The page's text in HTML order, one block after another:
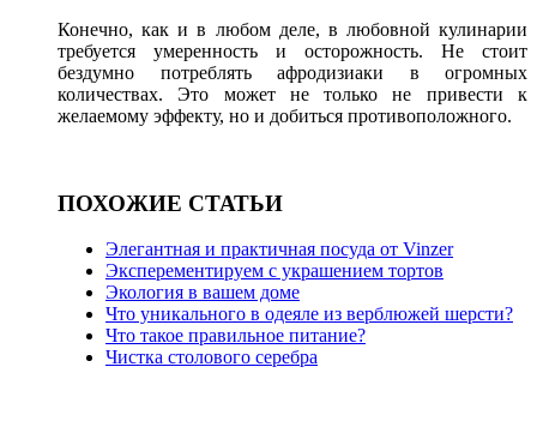
Конечно, как и в любом деле, в любовной кулинарии
требуется умеренность и осторожность. Не стоит
бездумно потреблять афродизиаки в огромных
количествах. Это может не только не привести к
желаемому эффекту, но и добиться противоположного.
ПОХОЖИЕ СТАТЬИ
Элегантная и практичная посуда от Vinzer
Эксперементируем с украшением тортов
Экология в вашем доме
Что уникального в одеяле из верблюжей шерсти?
Что такое правильное питание?
Чистка столового серебра